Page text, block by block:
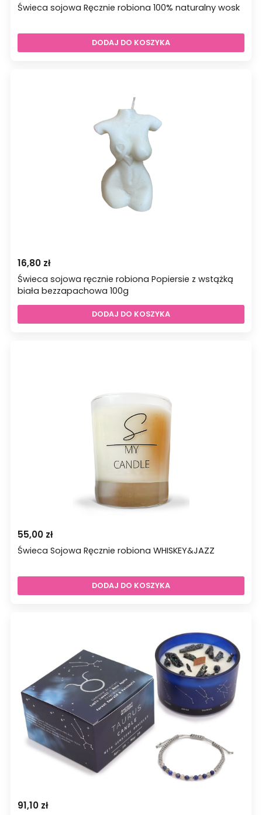
Świeca sojowa Ręcznie robiona 100% naturalny wosk
DODAJ DO KOSZYKA
16,80 zł
Świeca sojowa ręcznie robiona Popiersie z wstążką
biała bezzapachowa 100g
DODAJ DO KOSZYKA
55,00 zł
Świeca Sojowa Ręcznie robiona WHISKEY&JAZZ
DODAJ DO KOSZYKA
91,10 zł